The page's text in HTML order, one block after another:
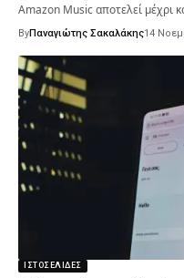
Amazon Music αποτελεί μέχρι
ByΠαναγιώτης Σακαλάκης14
ΙΣΤΟΣΕΛΊΔΕΣ